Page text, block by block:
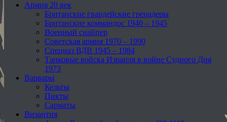
Армия 20 век
Британские гвардейские гренадеры
Британские коммандос 1940 – 1945
Военный снайпер
Советская армия 1970 – 1990
Спецназ ВДВ 1945 – 1984
Танковые войска Израиля в войне Судного Дня
1973
Варвары
Кельты
Пикты
Сарматы
Византия